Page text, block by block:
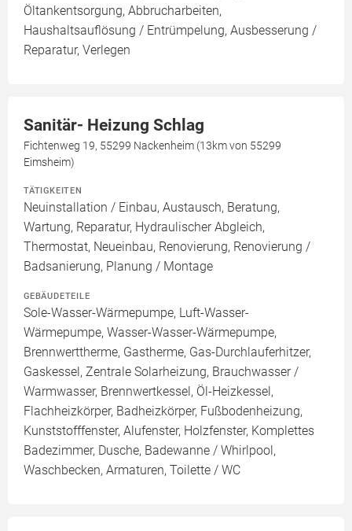
Öltankentsorgung, Abbrucharbeiten,
Haushaltsauflösung / Entrümpelung, Ausbesserung /
Reparatur, Verlegen
Sanitär- Heizung Schlag
Fichtenweg 19, 55299 Nackenheim (13km von 55299
Eimsheim)
TÄTIGKEITEN
Neuinstallation / Einbau, Austausch, Beratung,
Wartung, Reparatur, Hydraulischer Abgleich,
Thermostat, Neueinbau, Renovierung, Renovierung /
Badsanierung, Planung / Montage
GEBÄUDETEILE
Sole-Wasser-Wärmepumpe, Luft-Wasser-
Wärmepumpe, Wasser-Wasser-Wärmepumpe,
Brennwerttherme, Gastherme, Gas-Durchlauferhitzer,
Gaskessel, Zentrale Solarheizung, Brauchwasser /
Warmwasser, Brennwertkessel, Öl-Heizkessel,
Flachheizkörper, Badheizkörper, Fußbodenheizung,
Kunststofffenster, Alufenster, Holzfenster, Komplettes
Badezimmer, Dusche, Badewanne / Whirlpool,
Waschbecken, Armaturen, Toilette / WC